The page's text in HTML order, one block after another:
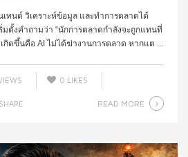
ทนต์ วิเคราะห์ข้อมูล และทำการตลาดได้
ตั้งคำถามว่า “นักการตลาดกำลังจะถูกแทนที่
กิดขึ้นคือ AI ไม่ได้ฆ่างานการตลาด หากแต ...
0 LIKES
SHARE READ MORE